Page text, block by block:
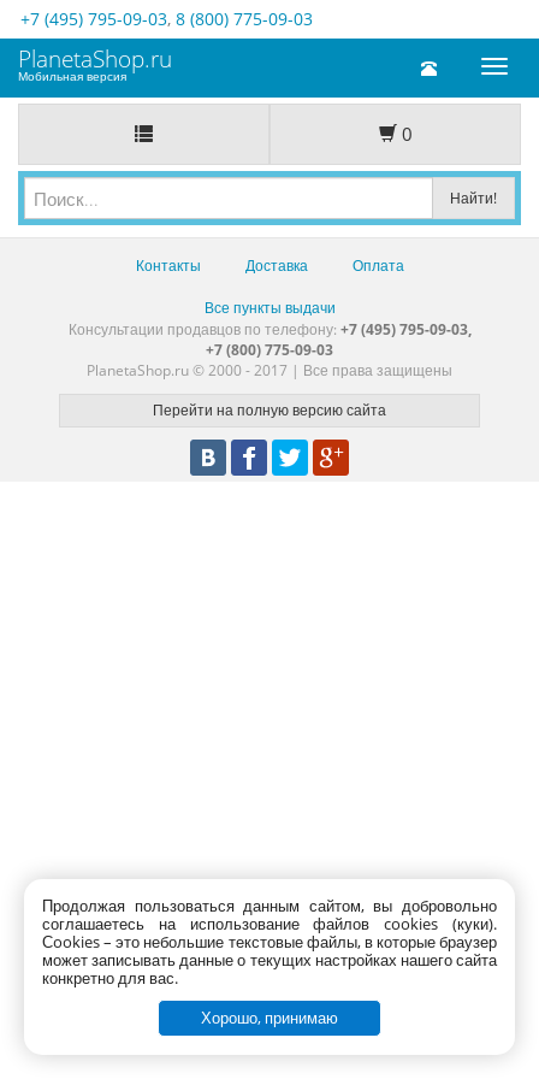
+7 (495) 795-09-03, 8 (800) 775-09-03
Toggle
PlanetaShop.ru
Мобильная версия
0
Контакты Доставка Оплата
Все пункты выдачи
Консультации продавцов по телефону: +7 (495) 795-09-03,
+7 (800) 775-09-03
PlanetaShop.ru © 2000 - 2017 | Все права защищены
Продолжая пользоваться данным сайтом, вы добровольно
соглашаетесь на использование файлов cookies (куки).
Сookies – это небольшие текстовые файлы, в которые браузер
может записывать данные о текущих настройках нашего сайта
конкретно для вас.
Хорошо, принимаю